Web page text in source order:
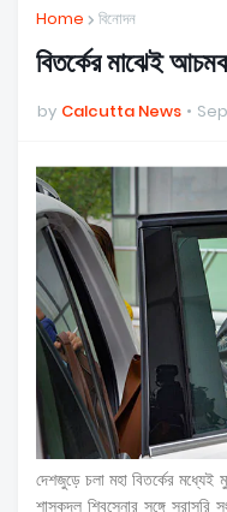
Home বিনোদন
বিতর্কের মাঝেই
by Calcutta News
দেশজুড়ে চলা মহা বিতর্কের মধ্যেই
শাসকদল শিবসেনার সঙ্গে সরাসরি